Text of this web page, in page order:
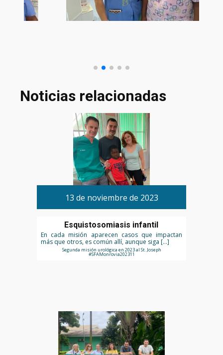
Noticias relacionadas
13 de noviembre de 2023
Esquistosomiasis infantil
En cada misión aparecen casos que impactan
más que otros, es común allí, aunque siga […]
Segunda misión urológica en 2023 al St. Joseph
#SFAMonrovia202311